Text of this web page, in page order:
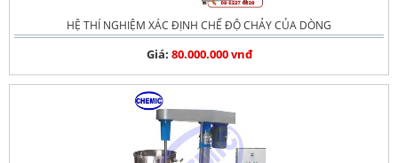
HỆ THÍ NGHIỆM XÁC ĐỊNH CHẾ ĐỘ CHẢY CỦA DÒNG
Giá: 80.000.000 vnđ